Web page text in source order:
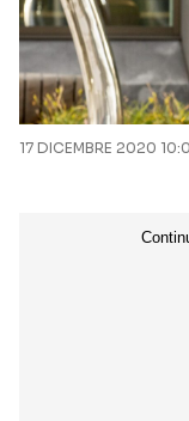
17 DICEMBRE 2020